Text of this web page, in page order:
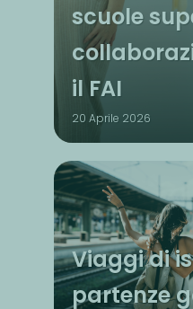
scuole
il FAI
20 Aprile 2026
Viaggi di
partenze